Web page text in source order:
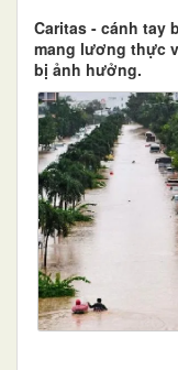
Caritas - cánh tay
mang lương thực
bị ảnh hưởng.